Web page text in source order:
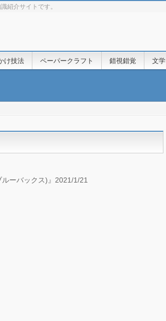
紹介サイトです。
け技法 ペーパークラフト 錯視錯覚 文学
ーバックス)』2021/1/21